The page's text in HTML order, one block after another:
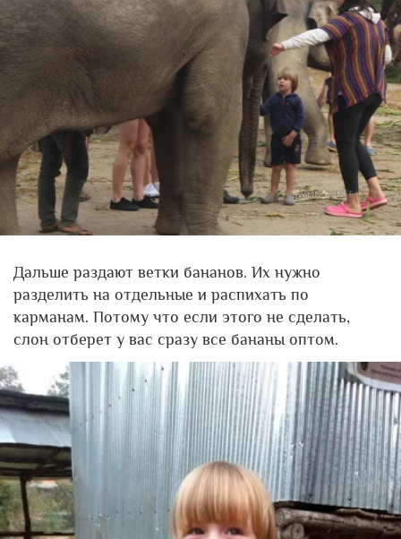
Дальше раздают ветки бананов. Их нужно
разделить на отдельные и распихать по
карманам. Потому что если этого не сделать,
слон отберет у вас сразу все бананы оптом.